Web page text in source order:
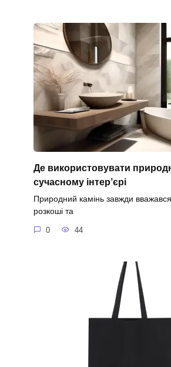
Де використовувати
сучасному інтер’єрі
Природний камінь завжди
розкоші та
0 44